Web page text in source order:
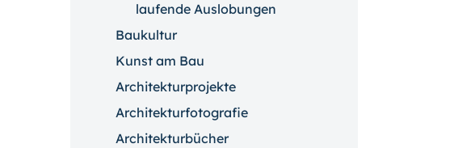
laufende Auslobungen
Baukultur
Kunst am Bau
Architekturprojekte
Architekturfotografie
Architekturbücher